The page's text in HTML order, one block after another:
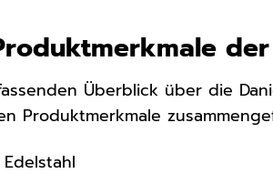
der
Überblick über die
Produktmerkmale
Edelstahl